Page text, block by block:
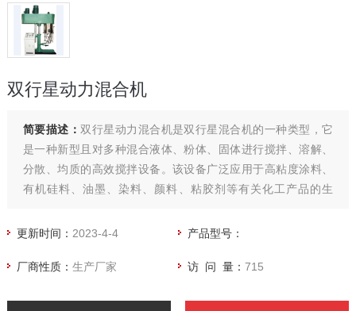
双行星动力混合机
简要描述：双行星动力混合机是双行星混合机的一种类型，它
是一种新型且对多种混合液体、粉体、固体进行搅拌、溶解、
分散、均质的高效搅拌设备。该设备广泛应用于高粘度涂料、
有机硅料、油墨、染料、颜料、粘胶剂等有关化工产品的生
更新时间： 2023-4-4 产品型号：
厂商性质： 生产厂家 访 问 量： 715